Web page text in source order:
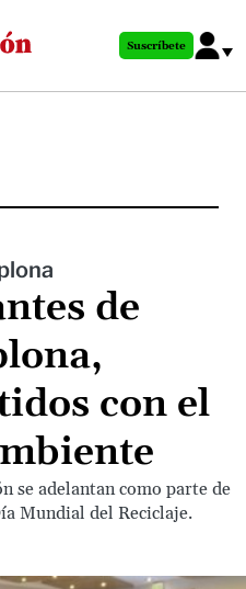
al
principal
Suscríbete
de
con el
se adelantan como parte de
Mundial del Reciclaje.